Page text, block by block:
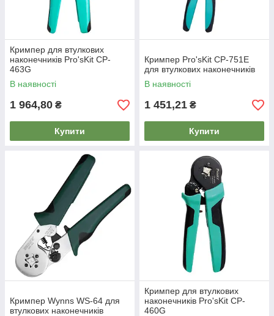
Кримпер для втулкових
наконечників Pro'sKit CP-
463G
В наявності
1 964,80 ₴
Купити
Кримпер Pro'sKit CP-751E
для втулкових наконечників
В наявності
1 451,21 ₴
Купити
Кримпер Wynns WS-64 для
втулкових наконечників
Кримпер для втулкових
наконечників Pro'sKit CP-
460G